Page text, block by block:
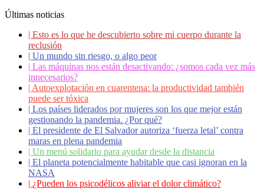
Últimas noticias
| Esto es lo que he descubierto sobre mi cuerpo durante la
reclusión
| Un mundo sin riesgo, o algo peor
| Las máquinas nos están desactivando: ¿somos cada vez más
innecesarios?
| Autoexplotación en cuarentena: la productividad también
puede ser tóxica
| Los países liderados por mujeres son los que mejor están
gestionando la pandemia. ¿Por qué?
| El presidente de El Salvador autoriza ‘fuerza letal’ contra
maras en plena pandemia
| Un menú solidario para ayudar desde la distancia
| El planeta potencialmente habitable que casi ignoran en la
NASA
| ¿Pueden los psicodélicos aliviar el dolor climático?